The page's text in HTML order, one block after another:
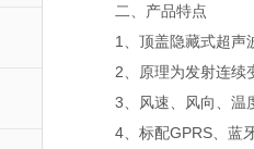
二、产品特点
1、顶盖隐藏式超声
2、原理为发射连续
3、风速、风向、温
4、标配GPRS、蓝